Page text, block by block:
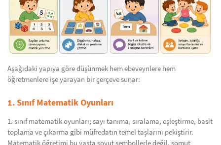
Aşağıdaki yapıya göre düşünmek hem ebeveynlere hem
öğretmenlere işe yarayan bir çerçeve sunar:
1. Sınıf Matematik Oyunları
1. sınıf matematik oyunları; sayı tanıma, sıralama, eşleştirme, basit
toplama ve çıkarma gibi müfredatın temel taşlarını pekiştirir.
Matematik öğretimi bu yaşta soyut sembollerle değil, somut